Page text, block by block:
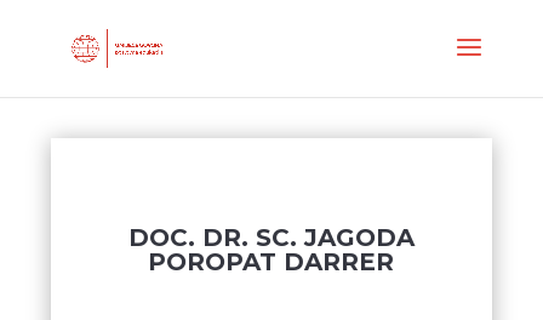
DOC. DR. SC. JAGODA
POROPAT DARRER